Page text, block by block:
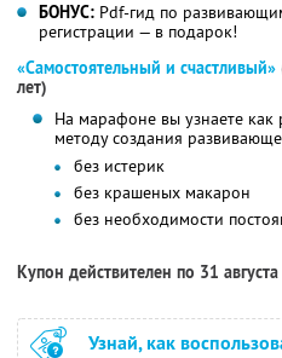
БОНУС: Pdf-гид по
регистрации — в подарок!
«Самостоятельный и счастливый»
лет)
На марафоне вы узнаете как
методу создания
без истерик
без крашеных макарон
без необходимости
Купон действителен по 31
Узнай, как